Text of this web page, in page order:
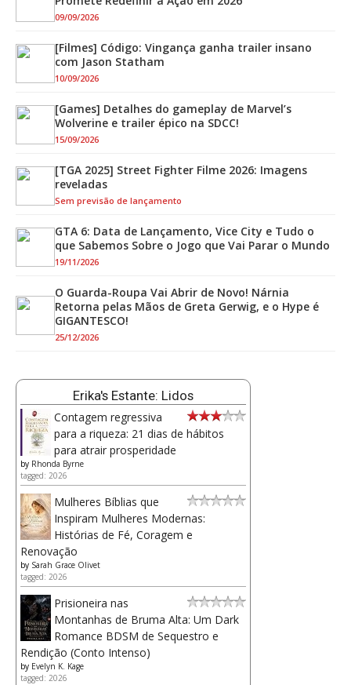
09/09/2026
[Filmes] Código: Vingança ganha trailer insano
com Jason Statham
10/09/2026
[Games] Detalhes do gameplay de Marvel’s
Wolverine e trailer épico na SDCC!
15/09/2026
[TGA 2025] Street Fighter Filme 2026: Imagens
reveladas
Sem previsão de lançamento
GTA 6: Data de Lançamento, Vice City e Tudo o
que Sabemos Sobre o Jogo que Vai Parar o Mundo
19/11/2026
O Guarda-Roupa Vai Abrir de Novo! Nárnia
Retorna pelas Mãos de Greta Gerwig, e o Hype é
GIGANTESCO!
25/12/2026
Erika's Estante: Lidos
Contagem regressiva
para a riqueza: 21 dias de hábitos
para atrair prosperidade
by Rhonda Byrne
tagged: 2026
Mulheres Bíblias que
Inspiram Mulheres Modernas:
Histórias de Fé, Coragem e
Renovação
by Sarah Grace Olivet
tagged: 2026
Prisioneira nas
Montanhas de Bruma Alta: Um Dark
Romance BDSM de Sequestro e
Rendição (Conto Intenso)
by Evelyn K. Kage
tagged: 2026